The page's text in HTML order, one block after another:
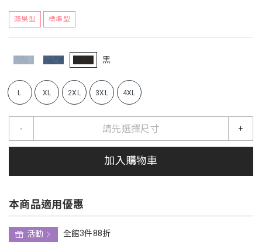
蘋果型 標準型
黑
L XL 2XL 3XL 4XL
請先選擇尺寸
- +
加入購物車
本商品適用優惠
活動
全館3件88折